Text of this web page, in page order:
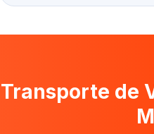
Transporte de